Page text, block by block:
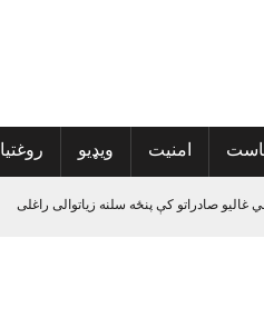
امنیت ویډیو روغتیا
غالیو صادراتو کې پنځه سلنه زیاتوالی راغلی
د نړۍ د غوره لسو په نوم‌لړ کې راغلي